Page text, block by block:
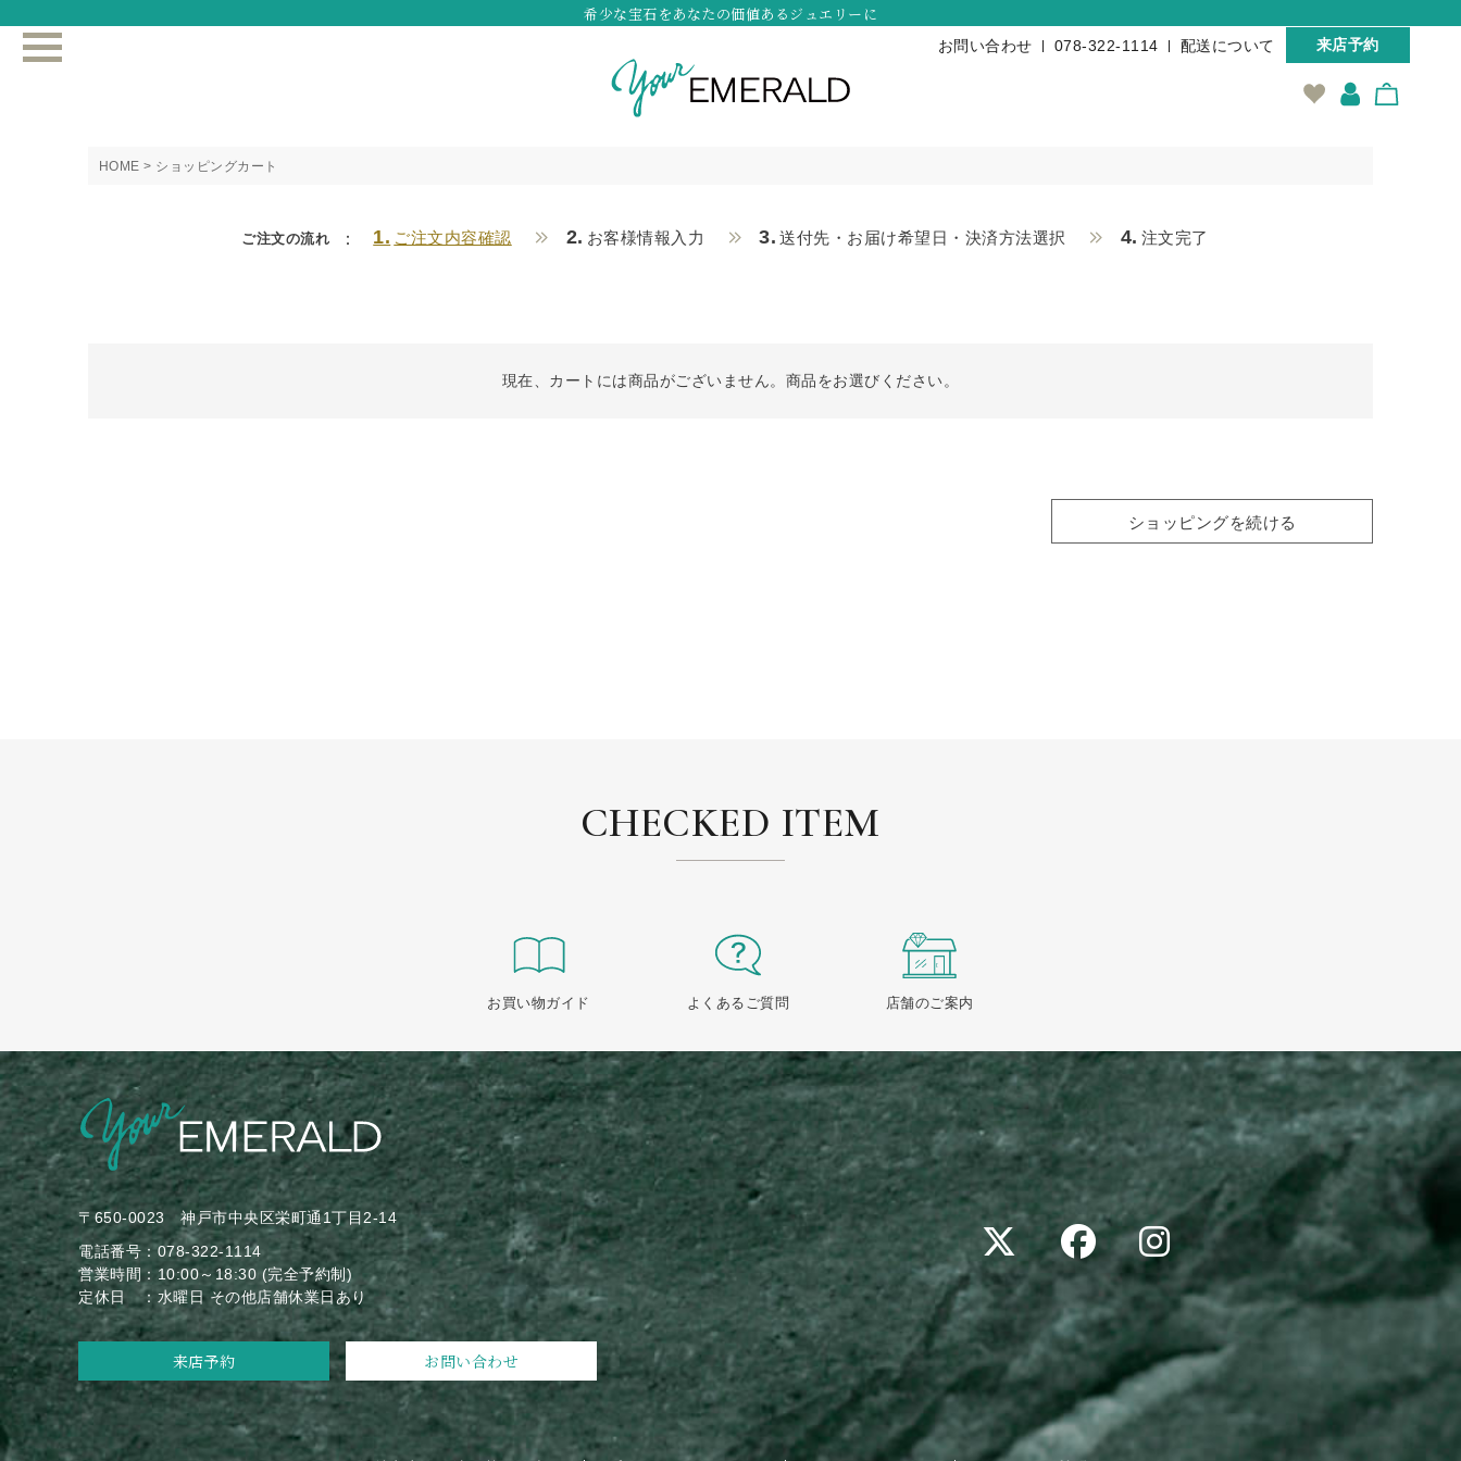
お問い合わせ 078-322-1114 配送について 来店予約
希少な宝石をあなたの価値あるジュエリーに
HOME ショッピングカート
ご注文の流れ 1. ご注文内容確認 2. お客様情報入力 3. 送付先・お届け希望日・決済方法選択 4. 注文完了
現在、カートには商品がございません。商品をお選びください。
ショッピングを続ける
CHECKED ITEM
お買い物ガイド よくあるご質問 店舗のご案内
〒650-0023神戸市中央区栄町通1丁目2-14
電話番号：078-322-1114
営業時間：10:00～18:30 (完全予約制)
定休日 ：水曜日 その他店舗休業日あり
来店予約 お問い合わせ